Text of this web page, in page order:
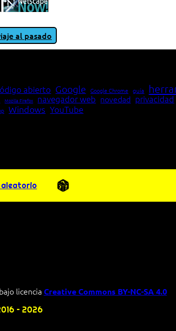
al pasado
abierto Google Google Chrome guía
Mozilla Firefox navegador web novedad privacidad
Windows YouTube
licencia Creative Commons BY-NC-SA 4.0
– 2026